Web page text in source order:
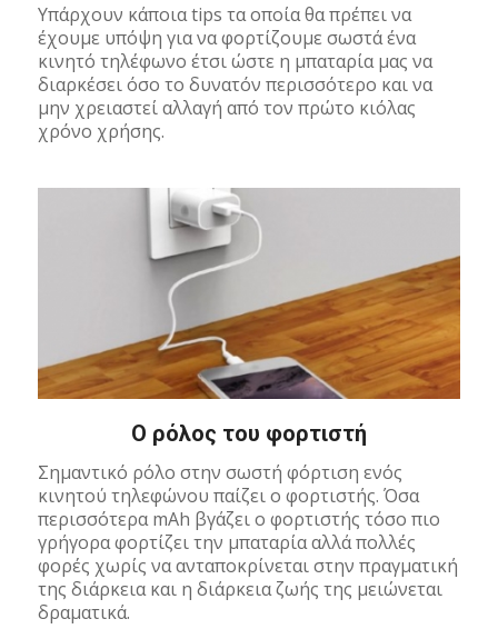
Υπάρχουν κάποια tips τα οποία θα πρέπει να
έχουμε υπόψη για να φορτίζουμε σωστά ένα
κινητό τηλέφωνο έτσι ώστε η μπαταρία μας να
διαρκέσει όσο το δυνατόν περισσότερο και να
μην χρειαστεί αλλαγή από τον πρώτο κιόλας
χρόνο χρήσης.
O ρόλος του φορτιστή
Σημαντικό ρόλο στην σωστή φόρτιση ενός
κινητού τηλεφώνου παίζει ο φορτιστής. Όσα
περισσότερα mAh βγάζει ο φορτιστής τόσο πιο
γρήγορα φορτίζει την μπαταρία αλλά πολλές
φορές χωρίς να ανταποκρίνεται στην πραγματική
της διάρκεια και η διάρκεια ζωής της μειώνεται
δραματικά.